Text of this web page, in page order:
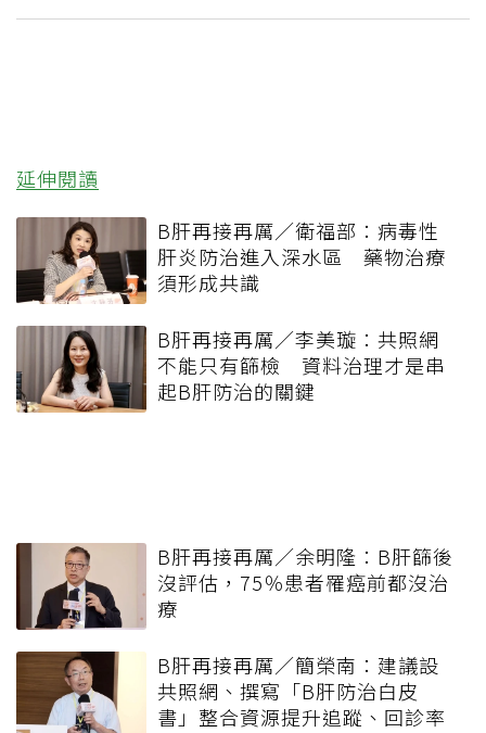
延伸閱讀
B肝再接再厲／衛福部：病毒性
肝炎防治進入深水區 藥物治療
須形成共識
B肝再接再厲／李美璇：共照網
不能只有篩檢 資料治理才是串
起B肝防治的關鍵
B肝再接再厲／余明隆：B肝篩後
沒評估，75％患者罹癌前都沒治
療
B肝再接再厲／簡榮南：建議設
共照網、撰寫「B肝防治白皮
書」整合資源提升追蹤、回診率